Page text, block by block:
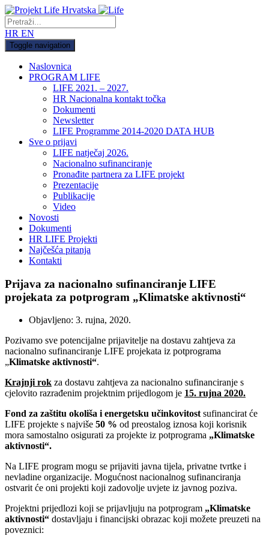
HR EN
Toggle navigation
Naslovnica
PROGRAM LIFE
LIFE 2021. – 2027.
HR Nacionalna kontakt točka
Dokumenti
Newsletter
LIFE Programme 2014-2020 DATA HUB
Sve o prijavi
LIFE natječaj 2026.
Nacionalno sufinanciranje
Pronađite partnera za LIFE projekt
Prezentacije
Publikacije
Video
Novosti
Dokumenti
HR LIFE Projekti
Najčešća pitanja
Kontakti
Prijava za nacionalno sufinanciranje LIFE
projekata za potprogram „Klimatske aktivnosti“
Objavljeno: 3. rujna, 2020.
Pozivamo sve potencijalne prijavitelje na dostavu zahtjeva za
nacionalno sufinanciranje LIFE projekata iz potprograma
„Klimatske aktivnosti“.
Krajnji rok za dostavu zahtjeva za nacionalno sufinanciranje s
cjelovito razrađenim projektnim prijedlogom je 15. rujna 2020.
Fond za zaštitu okoliša i energetsku učinkovitostsufinancirat će
LIFE projekte s najviše 50 % od preostalog iznosa koji korisnik
mora samostalno osigurati za projekte iz potprograma „Klimatske
aktivnosti“.
Na LIFE program mogu se prijaviti javna tijela, privatne tvrtke i
nevladine organizacije. Mogućnost nacionalnog sufinanciranja
ostvarit će oni projekti koji zadovolje uvjete iz javnog poziva.
Projektni prijedlozi koji se prijavljuju na potprogram „Klimatske
aktivnosti“ dostavljaju i financijski obrazac koji možete preuzeti na
poveznici: